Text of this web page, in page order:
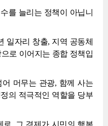
를 늘리는 정책이 아닙니
일자리 창출, 지역 공동체
로 이어지는 종합 정책입
머무는 관광, 함께 사는
의 적극적인 역할을 당부
로, 그 경제가 시민의 행복